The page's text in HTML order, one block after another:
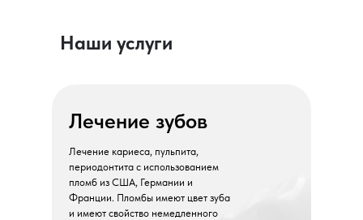
Наши услуги
Лечение зубов
Лечение кариеса, пульпита,
периодонтита c использованием
пломб из США, Германии и
Франции. Пломбы имеют цвет зуба
и имеют свойство немедленного